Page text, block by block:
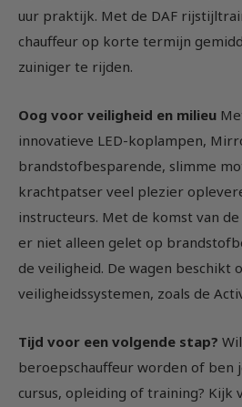
uur praktijk. Met de DAF
chauffeur op korte termijn
zuiniger te rijden.
Oog voor veiligheid en milieu
innovatieve LED-koplampen,
brandstofbesparende, slimme
krachtpatser veel plezier
instructeurs. Met de komst van
er niet alleen gelet op
de veiligheid. De wagen beschikt
veiligheidssystemen, zoals de
Tijd voor een volgende stap?
beroepschauffeur worden of ben
cursus, opleiding of training?